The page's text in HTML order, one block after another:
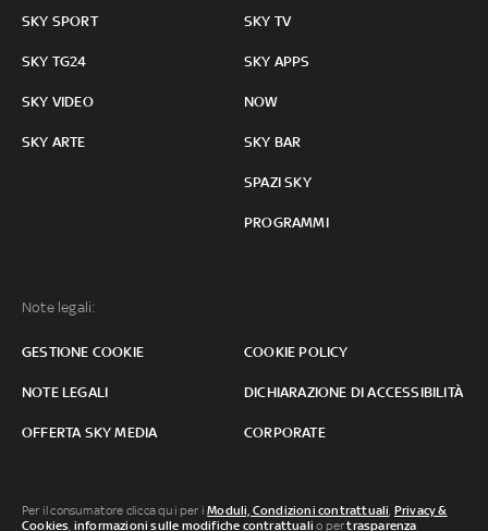
SKY SPORT
SKY TG24
SKY VIDEO
SKY ARTE
SKY TV
SKY APPS
NOW
SKY BAR
SPAZI SKY
PROGRAMMI
Note legali:
GESTIONE COOKIE COOKIE POLICY
NOTE LEGALI DICHIARAZIONE DI ACCESSIBILITÀ
OFFERTA SKY MEDIA CORPORATE
Per il consumatore clicca qui per iModuli, Condizioni contrattuali, Privacy &
Cookies, informazioni sulle modifiche contrattuali o pertrasparenza